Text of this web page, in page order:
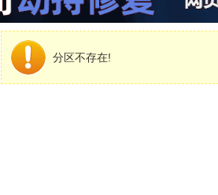
分区不存在!